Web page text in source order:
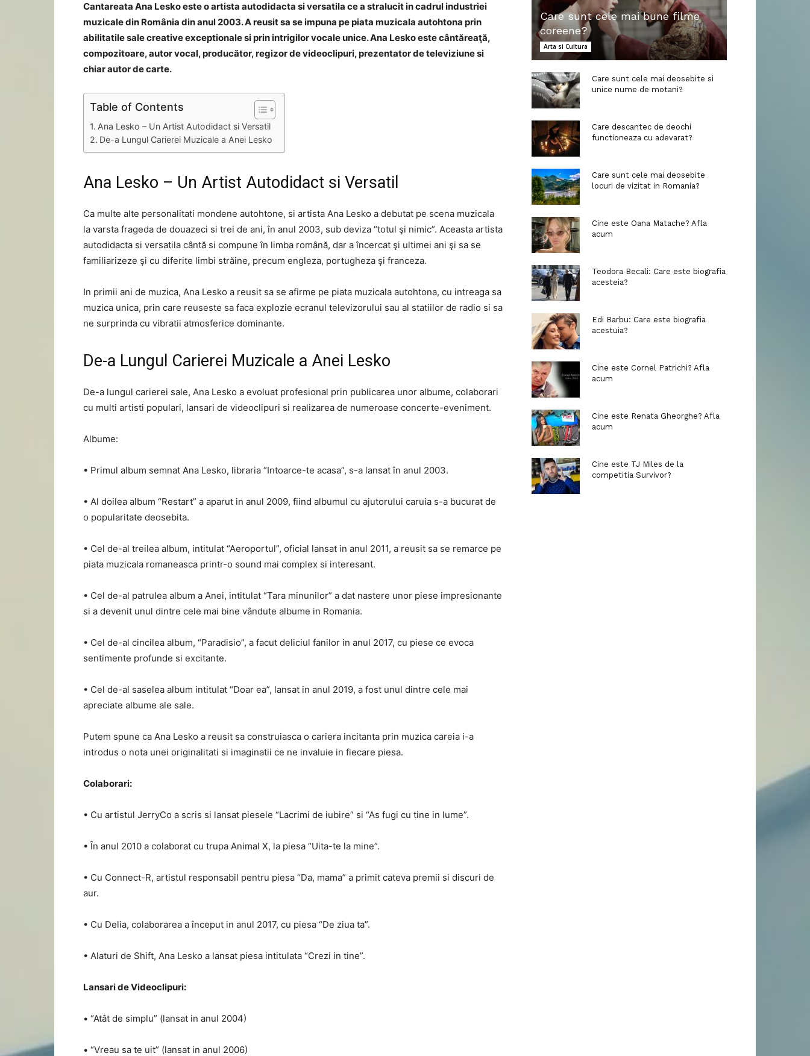
Cantareata Ana Lesko este o artista autodidacta si versatila ce a stralucit in cadrul industriei
muzicale din România din anul 2003. A reusit sa se impuna pe piata muzicala autohtona prin
abilitatile sale creative exceptionale si prin intrigilor vocale unice. Ana Lesko este cântăreaţă,
compozitoare, autor vocal, producător, regizor de videoclipuri, prezentator de televiziune si
chiar autor de carte.
Table of Contents
Ana Lesko – Un Artist Autodidact si Versatil
De-a Lungul Carierei Muzicale a Anei Lesko
Ana Lesko – Un Artist Autodidact si Versatil
Ca multe alte personalitati mondene autohtone, si artista Ana Lesko a debutat pe scena muzicala
la varsta frageda de douazeci si trei de ani, în anul 2003, sub deviza “totul şi nimic”. Aceasta artista
autodidacta si versatila cântă si compune în limba română, dar a încercat şi ultimei ani şi sa se
familiarizeze şi cu diferite limbi străine, precum engleza, portugheza şi franceza.
In primii ani de muzica, Ana Lesko a reusit sa se afirme pe piata muzicala autohtona, cu intreaga sa
muzica unica, prin care reuseste sa faca explozie ecranul televizorului sau al statiilor de radio si sa
ne surprinda cu vibratii atmosferice dominante.
De-a Lungul Carierei Muzicale a Anei Lesko
De-a lungul carierei sale, Ana Lesko a evoluat profesional prin publicarea unor albume, colaborari
cu multi artisti populari, lansari de videoclipuri si realizarea de numeroase concerte-eveniment.
Albume:
• Primul album semnat Ana Lesko, libraria “Intoarce-te acasa”, s-a lansat în anul 2003.
• Al doilea album “Restart” a aparut in anul 2009, fiind albumul cu ajutorului caruia s-a bucurat de
o popularitate deosebita.
• Cel de-al treilea album, intitulat “Aeroportul”, oficial lansat in anul 2011, a reusit sa se remarce pe
piata muzicala romaneasca printr-o sound mai complex si interesant.
• Cel de-al patrulea album a Anei, intitulat “Tara minunilor” a dat nastere unor piese impresionante
si a devenit unul dintre cele mai bine vândute albume in Romania.
• Cel de-al cincilea album, “Paradisio”, a facut deliciul fanilor in anul 2017, cu piese ce evoca
sentimente profunde si excitante.
• Cel de-al saselea album intitulat “Doar ea”, lansat in anul 2019, a fost unul dintre cele mai
apreciate albume ale sale.
Putem spune ca Ana Lesko a reusit sa construiasca o cariera incitanta prin muzica careia i-a
introdus o nota unei originalitati si imaginatii ce ne invaluie in fiecare piesa.
Colaborari:
• Cu artistul JerryCo a scris si lansat piesele “Lacrimi de iubire” si “As fugi cu tine in lume”.
• În anul 2010 a colaborat cu trupa Animal X, la piesa “Uita-te la mine”.
• Cu Connect-R, artistul responsabil pentru piesa “Da, mama” a primit cateva premii si discuri de
aur.
• Cu Delia, colaborarea a început in anul 2017, cu piesa “De ziua ta”.
• Alaturi de Shift, Ana Lesko a lansat piesa intitulata “Crezi in tine”.
Lansari de Videoclipuri:
• “Atât de simplu” (lansat in anul 2004)
• “Vreau sa te uit” (lansat in anul 2006)
Care sunt cele mai bune filme
coreene?
Arta si Cultura
Care sunt cele mai deosebite si
unice nume de motani?
Care descantec de deochi
functioneaza cu adevarat?
Care sunt cele mai deosebite
locuri de vizitat in Romania?
Cine este Oana Matache? Afla
acum
Teodora Becali: Care este biografia
acesteia?
Edi Barbu: Care este biografia
acestuia?
Cine este Cornel Patrichi? Afla
acum
Cine este Renata Gheorghe? Afla
acum
Cine este TJ Miles de la
competitia Survivor?